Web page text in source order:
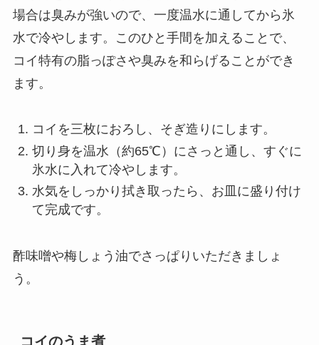
場合は臭みが強いので、一度温水に通してから氷
水で冷やします。このひと手間を加えることで、
コイ特有の脂っぽさや臭みを和らげることができ
ます。
コイを三枚におろし、そぎ造りにします。
切り身を温水（約65℃）にさっと通し、すぐに
氷水に入れて冷やします。
水気をしっかり拭き取ったら、お皿に盛り付け
て完成です。
酢味噌や梅しょう油でさっぱりいただきましょ
う。
コイのうま煮